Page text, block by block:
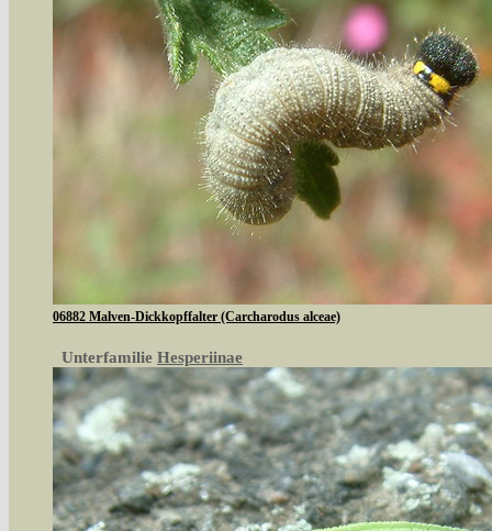
06882 Malven-Dickkopffalter (Carcharodus alceae)
Unterfamilie Hesperiinae